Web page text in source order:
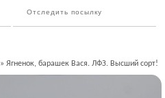
Отследить посылку
» Ягненок, барашек Вася. ЛФЗ. Высший сорт!